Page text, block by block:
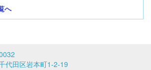
へ
代田区岩本町1-2-19